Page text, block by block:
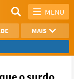
MENU
MAIS